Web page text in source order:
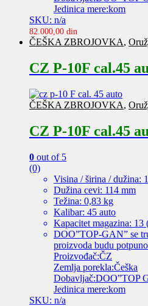
Jedinica mere:kom
SKU: n/a
82.000,00 din
ČEŠKA ZBROJOVKA,
CZ P-10F cal.45
ČEŠKA ZBROJOVKA,
CZ P-10F cal.45
0 out of 5
(0)
Visina / širina / dužina:
Dužina cevi: 114 mm
Težina: 0,83 kg
Kalibar: 45 auto
Kapacitet magazina: 13
DOO”TOP-GAN” se
proizvoda budu
Proizvođač:ČZ
Zemlja porekla:Češka
Dobavljač:DOO”TOP
Jedinica mere:kom
SKU: n/a